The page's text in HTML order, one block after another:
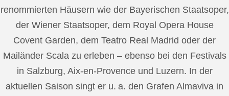
renommierten Häusern wie der Bayerischen Staatsoper,
der Wiener Staatsoper, dem Royal Opera House
Covent Garden, dem Teatro Real Madrid oder der
Mailänder Scala zu erleben – ebenso bei den Festivals
in Salzburg, Aix-en-Provence und Luzern. In der
aktuellen Saison singt er u. a. den Grafen Almaviva in